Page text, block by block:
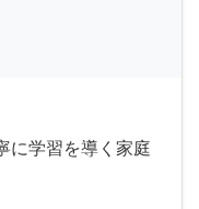
学習を導く家庭